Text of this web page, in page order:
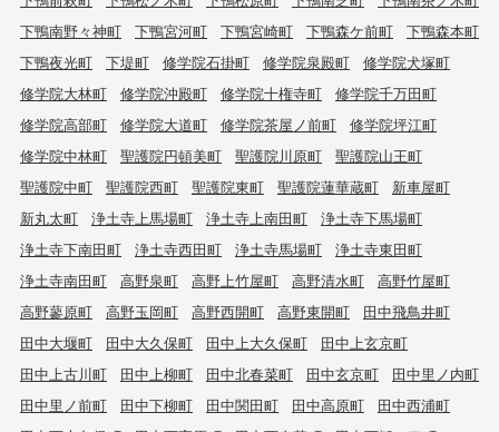
下鴨南野々神町
下鴨宮河町 下鴨宮崎町 下鴨森ケ前町
下鴨森本町
下鴨夜光町
下堤町 修学院石掛町 修学院泉殿町
修学院犬塚町
修学院大林町
修学院沖殿町 修学院十権寺町
修学院千万田町
修学院高部町
修学院大道町 修学院茶屋ノ前町
修学院坪江町
修学院中林町
聖護院円頓美町 聖護院川原町
聖護院山王町
聖護院中町
聖護院西町 聖護院東町 聖護院蓮華蔵町
新車屋町
新丸太町
浄土寺上馬場町 浄土寺上南田町
浄土寺下馬場町
浄土寺下南田町
浄土寺西田町 浄土寺馬場町
浄土寺東田町
浄土寺南田町
高野泉町 高野上竹屋町 高野清水町
高野竹屋町
高野蓼原町
高野玉岡町 高野西開町 高野東開町
田中飛鳥井町
田中大堰町
田中大久保町 田中上大久保町
田中上玄京町
田中上古川町
田中上柳町 田中北春菜町 田中玄京町
田中里ノ内町
田中里ノ前町
田中下柳町 田中関田町 田中高原町
田中西浦町